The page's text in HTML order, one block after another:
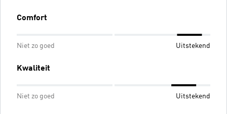
Comfort
Niet zo goed Uitstekend
Kwaliteit
Niet zo goed Uitstekend